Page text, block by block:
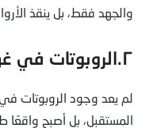
والجهد فقط، بل ينقذ
٢.الروبوتات في غرف العمليات
لم يعد وجود الروبوتات
المستقبل، بل أصبح واقعًا